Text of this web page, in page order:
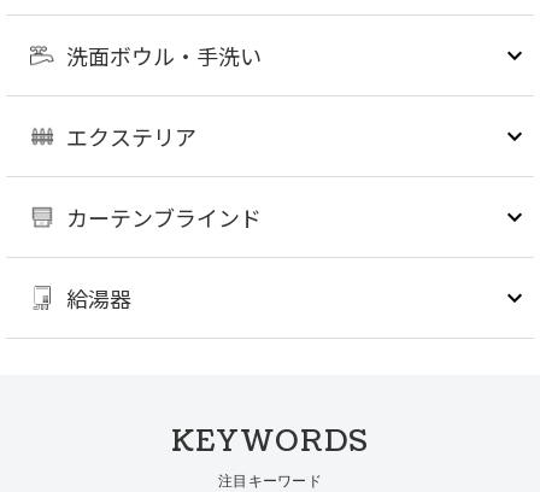
洗面ボウル・手洗い
エクステリア
カーテンブラインド
給湯器
KEYWORDS
注目キーワード